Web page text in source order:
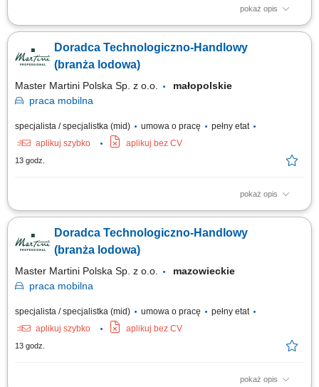
pokaż opis
Twój obszar odpowiedzialności: Budowanie długofalowych, partnerskich
produktowe oraz prowadzenie prezentacji i pokazów u klientów. Udział w
targach, szkoleniach oraz kluczowych wydarzeniach branżowych.
Doradca Technologiczno-Handlowy
(branża lodowa)
Master Martini Polska Sp. z o.o.
małopolskie
praca mobilna
specjalista / specjalistka (mid) umowa o pracę
pełny etat
aplikuj szybko
aplikuj bez CV
13 godz.
pokaż opis
Twój obszar odpowiedzialności: Budowanie długofalowych, partnerskich
produktowe oraz prowadzenie prezentacji i pokazów u klientów. Udział w
targach, szkoleniach oraz kluczowych wydarzeniach branżowych.
Doradca Technologiczno-Handlowy
(branża lodowa)
Master Martini Polska Sp. z o.o.
mazowieckie
praca mobilna
specjalista / specjalistka (mid) umowa o pracę
pełny etat
aplikuj szybko
aplikuj bez CV
13 godz.
pokaż opis